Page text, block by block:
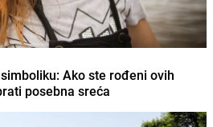
Ako ste rođeni ovih
posebna sreća